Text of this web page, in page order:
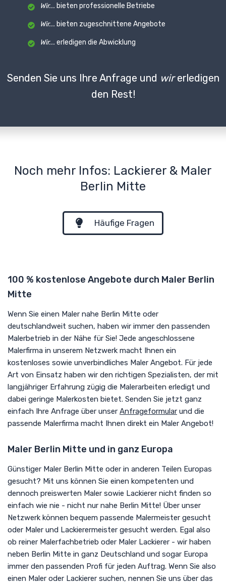
Wir... bieten professionelle Betriebe
Wir... bieten zugeschnittene Angebote
Wir... erledigen die Abwicklung
Senden Sie uns Ihre Anfrage und wirerledigen
den Rest!
Noch mehr Infos: Lackierer & Maler
Berlin Mitte
Häufige Fragen
100 % kostenlose Angebote durch Maler Berlin
Mitte
Wenn Sie einen Maler nahe Berlin Mitte oder
deutschlandweit suchen, haben wir immer den passenden
Malerbetrieb in der Nähe für Sie! Jede angeschlossene
Malerfirma in unserem Netzwerk macht Ihnen ein
kostenloses sowie unverbindliches Maler Angebot. Für jede
Art von Einsatz haben wir den richtigen Spezialisten, der mit
langjähriger Erfahrung zügig die Malerarbeiten erledigt und
dabei geringe Malerkosten bietet. Senden Sie jetzt ganz
einfach Ihre Anfrage über unser Anfrageformular und die
passende Malerfirma macht Ihnen direkt ein Maler Angebot!
Maler Berlin Mitte und in ganz Europa
Günstiger Maler Berlin Mitte oder in anderen Teilen Europas
gesucht? Mit uns können Sie einen kompetenten und
dennoch preiswerten Maler sowie Lackierer nicht finden so
einfach wie nie - nicht nur nahe Berlin Mitte! Über unser
Netzwerk können bequem passende Malermeister gesucht
oder Maler und Lackierermeister gesucht werden. Egal also
ob reiner Malerfachbetrieb oder Maler Lackierer - wir haben
neben Berlin Mitte in ganz Deutschland und sogar Europa
immer den passenden Profi für jeden Auftrag. Wenn Sie also
einen Maler oder Lackierer suchen, nennen Sie uns über das